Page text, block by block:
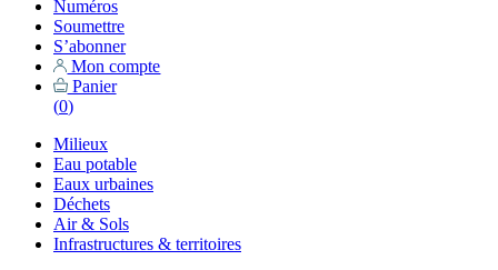
Numéros
Soumettre
S’abonner
Mon compte
Panier
(0)
Milieux
Eau potable
Eaux urbaines
Déchets
Air & Sols
Infrastructures & territoires